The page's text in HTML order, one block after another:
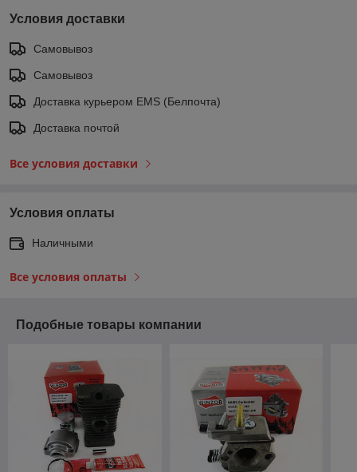
Условия доставки
Самовывоз
Самовывоз
Доставка курьером EMS (Белпочта)
Доставка почтой
Все условия доставки
Условия оплаты
Наличными
Все условия оплаты
Подобные товары компании